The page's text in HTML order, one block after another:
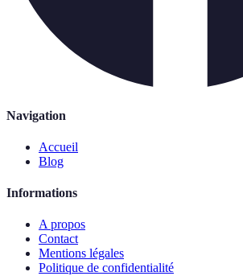
Navigation
Accueil
Blog
Informations
A propos
Contact
Mentions légales
Politique de confidentialité